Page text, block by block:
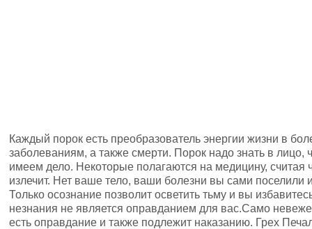
Каждый порок есть преобразователь энергии жизни в
заболеваниям, а также смерти. Порок надо знать в лицо,
имеем дело. Некоторые полагаются на медицину, считая
излечит. Нет ваше тело, ваши болезни вы сами поселили
Только осознание позволит осветить тьму и вы
незнания не является оправданием для вас.Само
есть оправдание и также подлежит наказанию. Грех